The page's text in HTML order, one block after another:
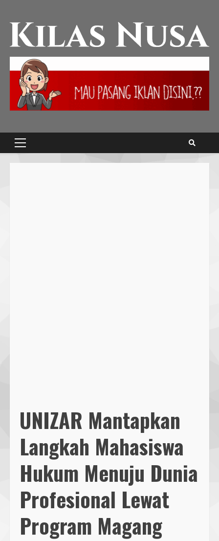
UNIZAR Mantapkan
Langkah Mahasiswa
Hukum Menuju Dunia
Profesional Lewat
Program Magang